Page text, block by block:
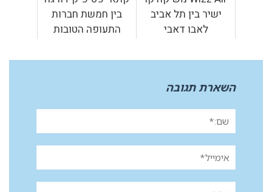
ישיר בין תל אביב
לאבו דאבי
בין חמשת חברות
התעופה הטובות
Skytrax לשנת 2019‎
השארת תגובה
שם:*
אימייל*
אתר: